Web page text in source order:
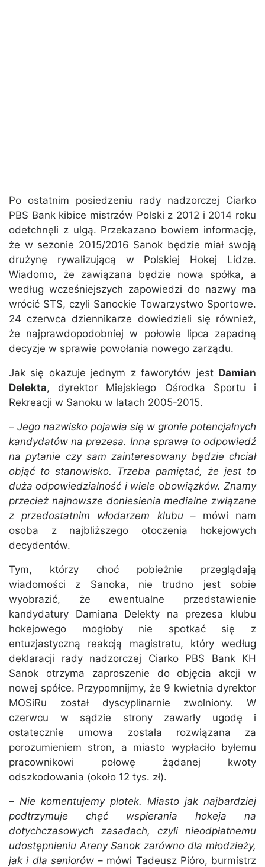
Po ostatnim posiedzeniu rady nadzorczej Ciarko
PBS Bank kibice mistrzów Polski z 2012 i 2014 roku
odetchnęli z ulgą. Przekazano bowiem informację,
że w sezonie 2015/2016 Sanok będzie miał swoją
drużynę rywalizującą w Polskiej Hokej Lidze.
Wiadomo, że zawiązana będzie nowa spółka, a
według wcześniejszych zapowiedzi do nazwy ma
wrócić STS, czyli Sanockie Towarzystwo Sportowe.
24 czerwca dziennikarze dowiedzieli się również,
że najprawdopodobniej w połowie lipca zapadną
decyzje w sprawie powołania nowego zarządu.
Jak się okazuje jednym z faworytów jest Damian
Delekta, dyrektor Miejskiego Ośrodka Sportu i
Rekreacji w Sanoku w latach 2005-2015.
– Jego nazwisko pojawia się w gronie potencjalnych
kandydatów na prezesa. Inna sprawa to odpowiedź
na pytanie czy sam zainteresowany będzie chciał
objąć to stanowisko. Trzeba pamiętać, że jest to
duża odpowiedzialność i wiele obowiązków. Znamy
przecież najnowsze doniesienia medialne związane
z przedostatnim włodarzem klubu– mówi nam
osoba z najbliższego otoczenia hokejowych
decydentów.
Tym, którzy choć pobieżnie przeglądają
wiadomości z Sanoka, nie trudno jest sobie
wyobrazić, że ewentualne przedstawienie
kandydatury Damiana Delekty na prezesa klubu
hokejowego mogłoby nie spotkać się z
entuzjastyczną reakcją magistratu, który według
deklaracji rady nadzorczej Ciarko PBS Bank KH
Sanok otrzyma zaproszenie do objęcia akcji w
nowej spółce. Przypomnijmy, że 9 kwietnia dyrektor
MOSiRu został dyscyplinarnie zwolniony. W
czerwcu w sądzie strony zawarły ugodę i
ostatecznie umowa została rozwiązana za
porozumieniem stron, a miasto wypłaciło byłemu
pracownikowi połowę żądanej kwoty
odszkodowania (około 12 tys. zł).
– Nie komentujemy plotek. Miasto jak najbardziej
podtrzymuje chęć wspierania hokeja na
dotychczasowych zasadach, czyli nieodpłatnemu
udostępnieniu Areny Sanok zarówno dla młodzieży,
jak i dla seniorów – mówi Tadeusz Pióro, burmistrz